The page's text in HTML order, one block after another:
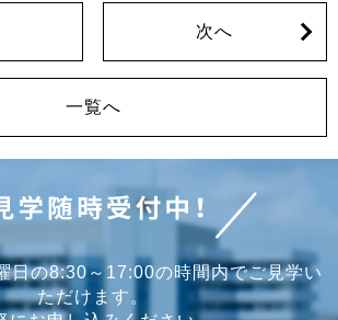
次へ
一覧へ
日の8:30～17:00の時間内でご見学い
ただけます。